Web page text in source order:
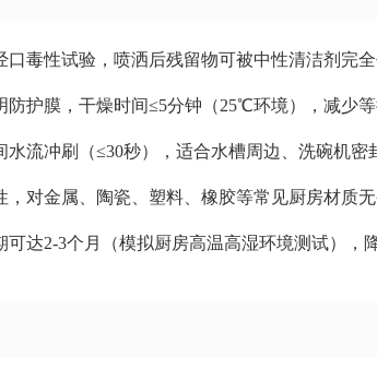
口毒性试验，喷洒后残留物可被中性清洁剂完
防护膜，干燥时间≤5分钟（25℃环境），减少等
水流冲刷（≤30秒），适合水槽周边、洗碗机密
，对金属、陶瓷、塑料、橡胶等常见厨房材质无
可达2-3个月（模拟厨房高温高湿环境测试），